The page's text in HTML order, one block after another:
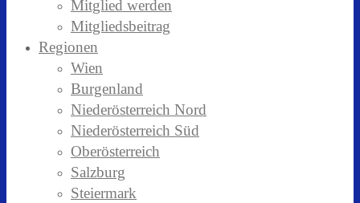
Mitglied werden
Mitgliedsbeitrag
Regionen
Wien
Burgenland
Niederösterreich Nord
Niederösterreich Süd
Oberösterreich
Salzburg
Steiermark